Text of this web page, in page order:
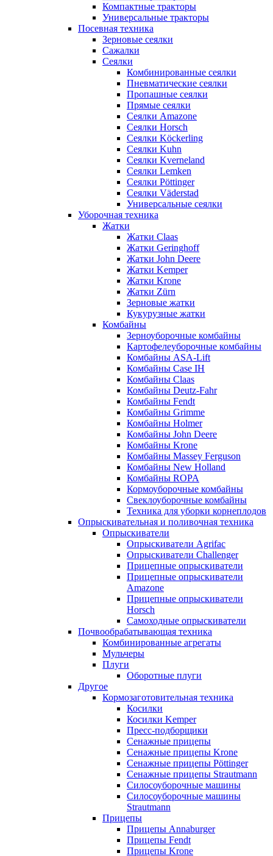
Компактные тракторы
Универсальные тракторы
Посевная техника
Зерновые сеялки
Сажалки
Сеялки
Комбинированные сеялки
Пневматические сеялки
Пропашные сеялки
Прямые сеялки
Сеялки Amazone
Сеялки Horsch
Сеялки Köckerling
Сеялки Kuhn
Сеялки Kverneland
Сеялки Lemken
Сеялки Pöttinger
Сеялки Väderstad
Универсальные сеялки
Уборочная техника
Жатки
Жатки Claas
Жатки Geringhoff
Жатки John Deere
Жатки Kemper
Жатки Krone
Жатки Zürn
Зерновые жатки
Кукурузные жатки
Комбайны
Зерноуборочные комбайны
Картофелеуборочные комбайны
Комбайны ASA-Lift
Комбайны Case IH
Комбайны Claas
Комбайны Deutz-Fahr
Комбайны Fendt
Комбайны Grimme
Комбайны Holmer
Комбайны John Deere
Комбайны Krone
Комбайны Massey Ferguson
Комбайны New Holland
Комбайны ROPA
Кормоуборочные комбайны
Свеклоуборочные комбайны
Техника для уборки корнеплодов
Опрыскивательная и поливочная техника
Опрыскиватели
Опрыскиватели Agrifac
Опрыскиватели Challenger
Прицепные опрыскиватели
Прицепные опрыскиватели
Amazone
Прицепные опрыскиватели
Horsch
Самоходные опрыскиватели
Почвообрабатывающая техника
Комбинированные агрегаты
Мульчеры
Плуги
Оборотные плуги
Другое
Кормозаготовительная техника
Косилки
Косилки Kemper
Пресс-подборщики
Сенажные прицепы
Сенажные прицепы Krone
Сенажные прицепы Pöttinger
Сенажные прицепы Strautmann
Силосоуборочные машины
Силосоуборочные машины
Strautmann
Прицепы
Прицепы Annaburger
Прицепы Fendt
Прицепы Krone